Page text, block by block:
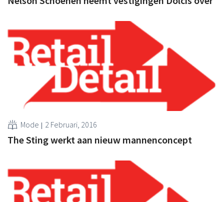
Mode 2 Februari, 2016
The Sting werkt aan nieuw mannenconcept